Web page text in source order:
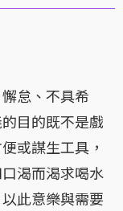
怠、不具希
目的既不是戲
或謀生工具，
渴而渴求喝水
此意樂與需要